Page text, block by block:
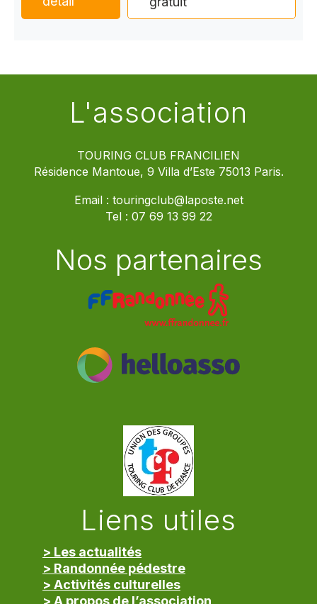
L'association
TOURING CLUB FRANCILIEN
Résidence Mantoue, 9 Villa d’Este 75013 Paris.
Email : touringclub@laposte.net
Tel : 07 69 13 99 22
Nos partenaires
Liens utiles
> Les actualités
> Randonnée pédestre
> Activités culturelles
> A propos de l’association